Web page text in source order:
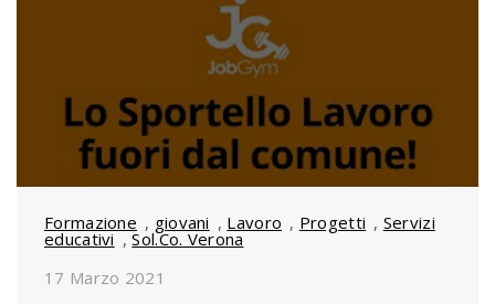
Formazione , giovani , Lavoro , Progetti , Servizi
educativi ,Sol.Co. Verona
17 Marzo 2021